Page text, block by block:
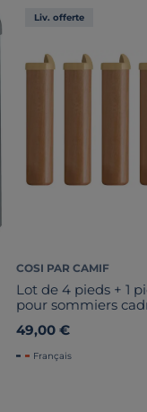
Liv. offerte
COSI PAR CAMIF
Lot de 4 pieds + 1
pour sommiers
49,00 €
Français